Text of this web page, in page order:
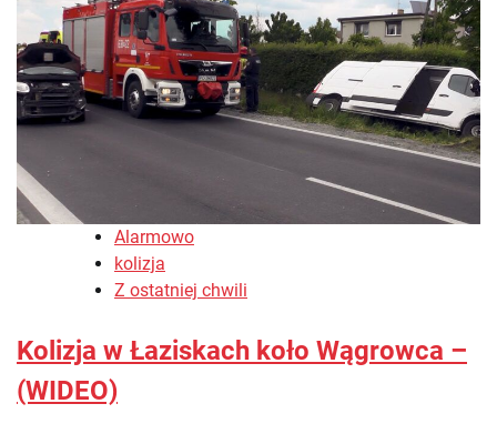
Alarmowo
kolizja
Z ostatniej chwili
Kolizja w Łaziskach koło Wągrowca –
(WIDEO)